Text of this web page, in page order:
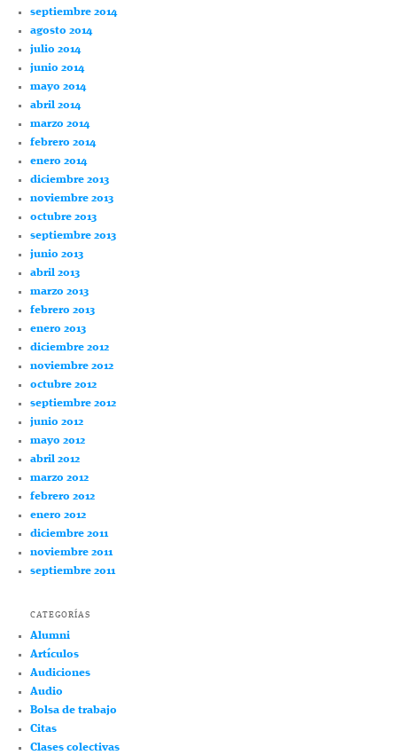
septiembre 2014
agosto 2014
julio 2014
junio 2014
mayo 2014
abril 2014
marzo 2014
febrero 2014
enero 2014
diciembre 2013
noviembre 2013
octubre 2013
septiembre 2013
junio 2013
abril 2013
marzo 2013
febrero 2013
enero 2013
diciembre 2012
noviembre 2012
octubre 2012
septiembre 2012
junio 2012
mayo 2012
abril 2012
marzo 2012
febrero 2012
enero 2012
diciembre 2011
noviembre 2011
septiembre 2011
CATEGORÍAS
Alumni
Artículos
Audiciones
Audio
Bolsa de trabajo
Citas
Clases colectivas